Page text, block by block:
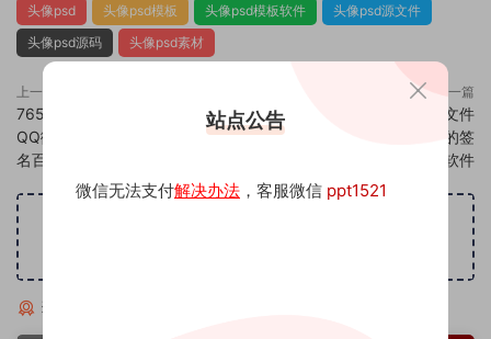
头像psd 头像psd模板 头像psd模板软件
头像psd源文件
头像psd源码
头像psd素材
上一篇
765头像psd素材源码模板源文件
QQ微信抖音快手小红书很火的签
名百家姓氏头像制作教程软件
下一篇
767头像psd素材源码模板源文件
QQ微信抖音快手小红书很火的签
名百家姓氏头像制作教程软件
猜你喜欢
站点公告
微信无法支付解决办法 ，客服微信 ppt1521